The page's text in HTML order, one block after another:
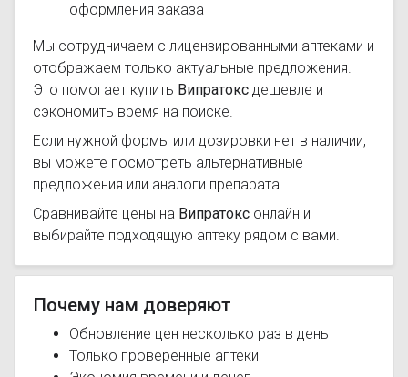
оформления заказа
Мы сотрудничаем с лицензированными аптеками и
отображаем только актуальные предложения.
Это помогает купить Випратокс дешевле и
сэкономить время на поиске.
Если нужной формы или дозировки нет в наличии,
вы можете посмотреть альтернативные
предложения или аналоги препарата.
Сравнивайте цены на Випратокс онлайн и
выбирайте подходящую аптеку рядом с вами.
Почему нам доверяют
Обновление цен несколько раз в день
Только проверенные аптеки